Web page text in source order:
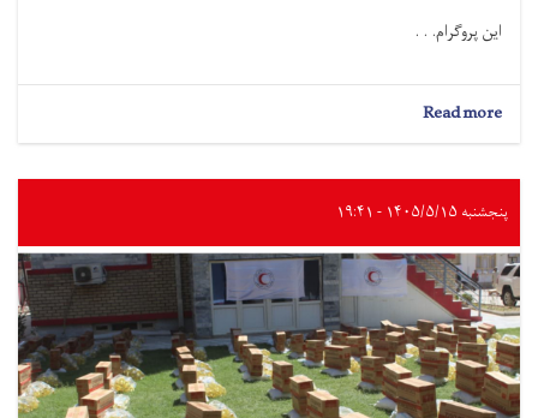
این پروگرام. . .
Read more
لوگر؛
صدها
خانواده
آب
آشامیدنی
سالم
و
حفظ‌الصحه
آگاهی‌دهی
شد
پنجشنبه ۱۴۰۵/۵/۱۵ - ۱۹:۴۱